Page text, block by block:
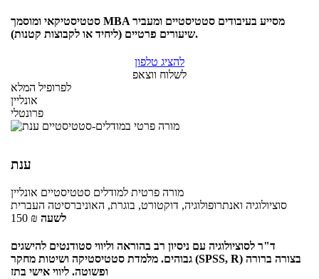
סטטיסטיקאי ומוסמך MBA מסייע בעיבודים סטטיסטיים ומעביר
שיעורים פרטיים (ליחיד או לקבוצות קטנות).
להציג טלפון
לשלוח ווצאפ
לפרופיל המלא
אונליין
פרונטלי
ענת
מורה פרטית למודלים סטטיסטיים אונליין
סוציולוגיה ואנתרופולוגיה, דוקטורט, בוגרת, האוניברסיטה העברית
150 ₪ לשעה
ד"ר לסוציולוגיה עם ניסיון רב בהוראה וליווי סטודנטים להישגים
גבוהים. מלמדת סטטיסטיקה ושיטות מחקר (SPSS, R) בצורה ברורה
ופשוטה. ליווי אישי בתז